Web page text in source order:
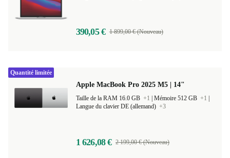
390,05 € 1 899,00 € (Nouveau)
Apple MacBook Pro 2025 M5 | 14"
Taille de la RAM 16.0 GB +1 Mémoire 512 GB +1
Langue du clavier DE (allemand) +3
1 626,08 € 2 199,00 € (Nouveau)
Quantité limitée